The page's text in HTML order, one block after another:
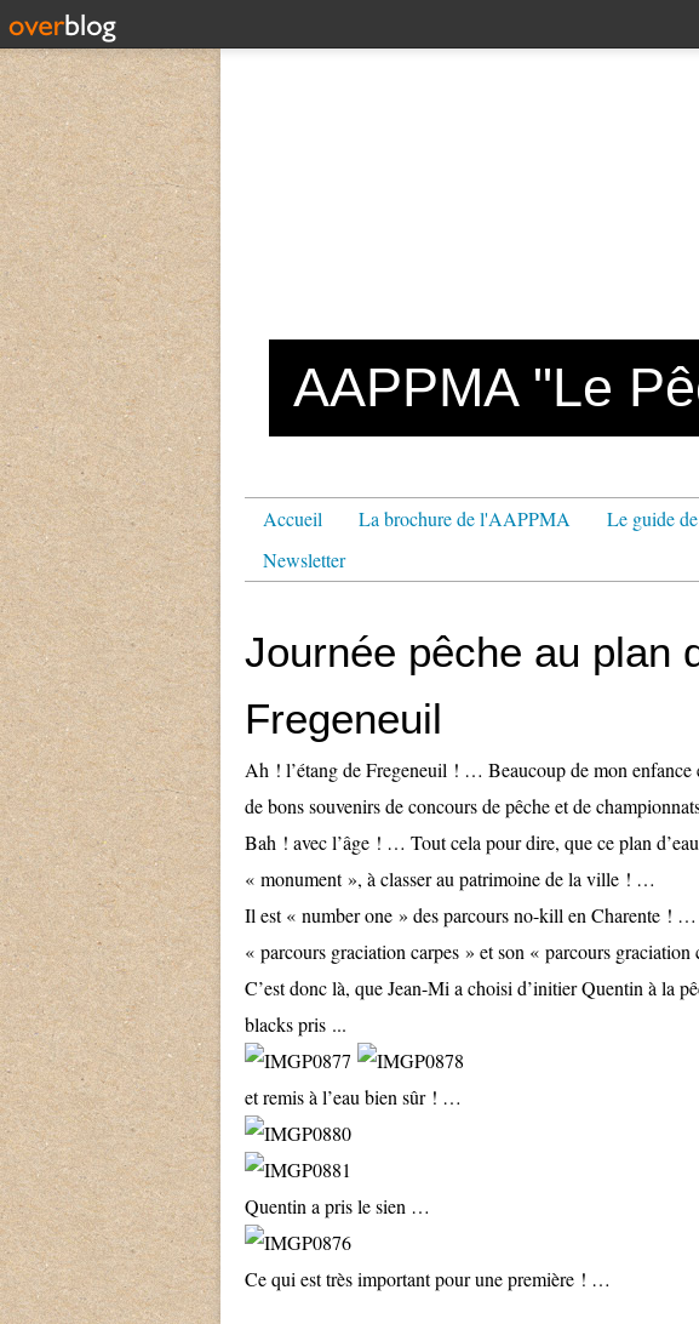
AAPPMA "Le
Accueil La brochure de l'AAPPMA Le guide
Newsletter
Journée pêche au plan
Fregeneuil
Ah ! l’étang de Fregeneuil ! … Beaucoup de mon
de bons souvenirs de concours de pêche et de
Bah ! avec l’âge ! … Tout cela pour dire, que ce plan
« monument », à classer au patrimoine de la ville ! …
Il est « number one » des parcours no-kill en Charente ! …
« parcours graciation carpes » et son « parcours graciation
C’est donc là, que Jean-Mi a choisi d’initier Quentin à la
blacks pris ...
et remis à l’eau bien sûr ! …
Quentin a pris le sien …
Ce qui est très important pour une première ! …